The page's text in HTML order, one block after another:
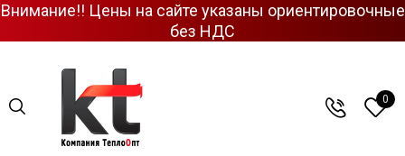
Внимание!! Цены на сайте указаны ориентировочные
без НДС
0